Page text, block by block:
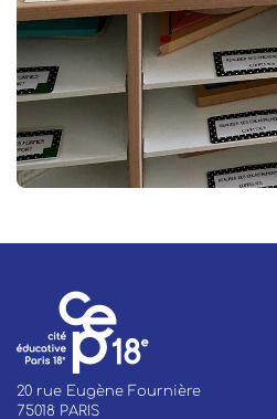
20 rue Eugène Fournière
75018 PARIS